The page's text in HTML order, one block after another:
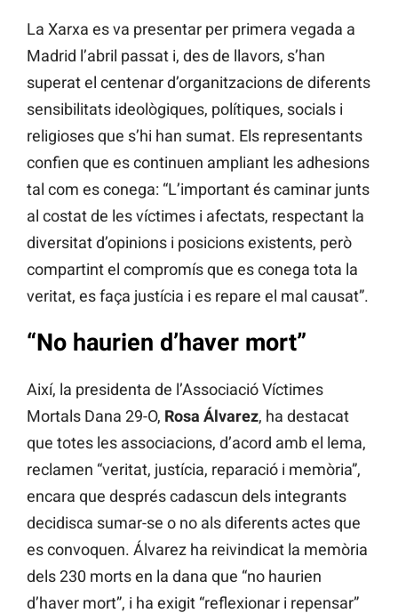
La Xarxa es va presentar per primera vegada a
Madrid l’abril passat i, des de llavors, s’han
superat el centenar d’organitzacions de diferents
sensibilitats ideològiques, polítiques, socials i
religioses que s’hi han sumat. Els representants
confien que es continuen ampliant les adhesions
tal com es conega: “L’important és caminar junts
al costat de les víctimes i afectats, respectant la
diversitat d’opinions i posicions existents, però
compartint el compromís que es conega tota la
veritat, es faça justícia i es repare el mal causat”.
“No haurien d’haver mort”
Així, la presidenta de l’Associació Víctimes
Mortals Dana 29-O, Rosa Álvarez, ha destacat
que totes les associacions, d’acord amb el lema,
reclamen “veritat, justícia, reparació i memòria”,
encara que després cadascun dels integrants
decidisca sumar-se o no als diferents actes que
es convoquen. Álvarez ha reivindicat la memòria
dels 230 morts en la dana que “no haurien
d’haver mort”, i ha exigit “reflexionar i repensar”